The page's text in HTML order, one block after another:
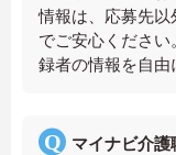
情報は、応募先
でご安心くださ
録者の情報を自由
マイナビ介護